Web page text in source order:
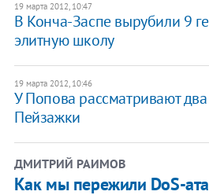
19 марта 2012, 10:47
В Конча-Заспе вырубили 9
элитную школу
19 марта 2012, 10:46
У Попова рассматривают
Пейзажки
ДМИТРИЙ РАИМОВ
Как мы пережили DoS-